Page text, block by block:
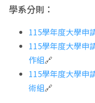
學系分則：
115學年度大學申
115學年度大學申
作組🔗
115學年度大學申
術組🔗